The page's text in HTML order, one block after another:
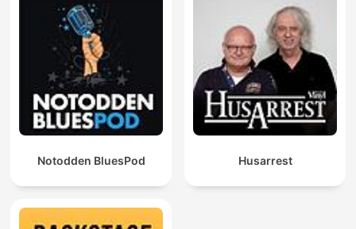
Notodden BluesPod Husarrest